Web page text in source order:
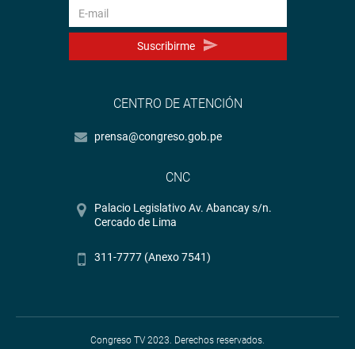
Suscribirme
CENTRO DE ATENCIÓN
prensa@congreso.gob.pe
CNC
Palacio Legislativo Av. Abancay s/n.
Cercado de Lima
311-7777 (Anexo 7541)
Congreso TV 2023. Derechos reservados.